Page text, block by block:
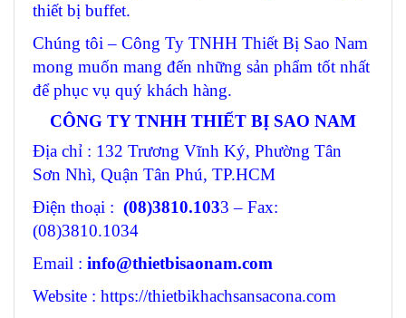
thiết bị buffet.
Chúng tôi – Công Ty TNHH Thiết Bị Sao Nam
mong muốn mang đến những sản phẩm tốt nhất
để phục vụ quý khách hàng.
CÔNG TY TNHH THIẾT BỊ SAO NAM
Địa chỉ : 132 Trương Vĩnh Ký, Phường Tân
Sơn Nhì, Quận Tân Phú, TP.HCM
Điện thoại : (08)3810.1033 – Fax:
(08)3810.1034
Email : info@thietbisaonam.com
Website : https://thietbikhachsansacona.com